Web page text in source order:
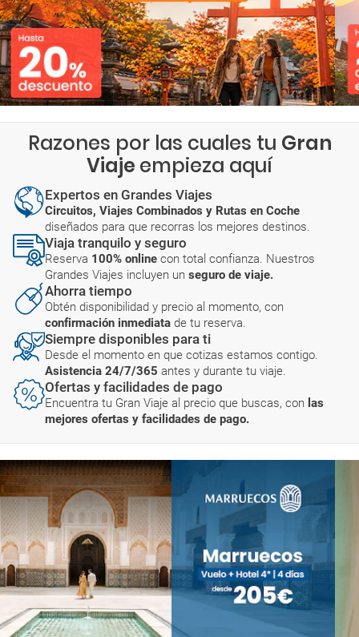
Razones por las cuales tu Gran
Viaje empieza aquí
Expertos en Grandes Viajes
Circuitos, Viajes Combinados y Rutas en Coche
diseñados para que recorras los mejores destinos.
Viaja tranquilo y seguro
Reserva 100% online con total confianza. Nuestros
Grandes Viajes incluyen un seguro de viaje.
Ahorra tiempo
Obtén disponibilidad y precio al momento, con
confirmación inmediata de tu reserva.
Siempre disponibles para ti
Desde el momento en que cotizas estamos contigo.
Asistencia 24/7/365 antes y durante tu viaje.
Ofertas y facilidades de pago
Encuentra tu Gran Viaje al precio que buscas, con las
mejores ofertas y facilidades de pago.